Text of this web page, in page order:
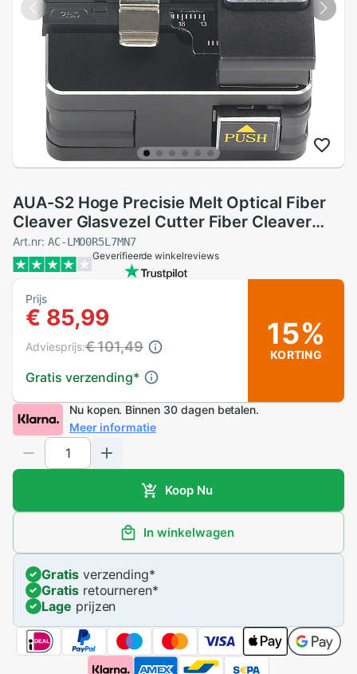
AUA-S2 Hoge Precisie Melt Optical Fiber
Cleaver Glasvezel Cutter Fiber Cleaver
met Zak
Art.nr: AC-LMO0R5L7MN7
Geverifieerde winkelreviews
Prijs
€ 85,99
Gratis verzending*
Adviesprijs:€ 101,49 15%
KORTING
Nu kopen. Binnen 30 dagen betalen.
Meer informatie
Koop Nu
In winkelwagen
Gratisverzending*
Gratisretourneren*
Lage prijzen